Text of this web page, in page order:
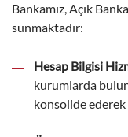
Bankamız, Açık
sunmaktadır:
Hesap Bilgisi
kurumlarda
konsolide